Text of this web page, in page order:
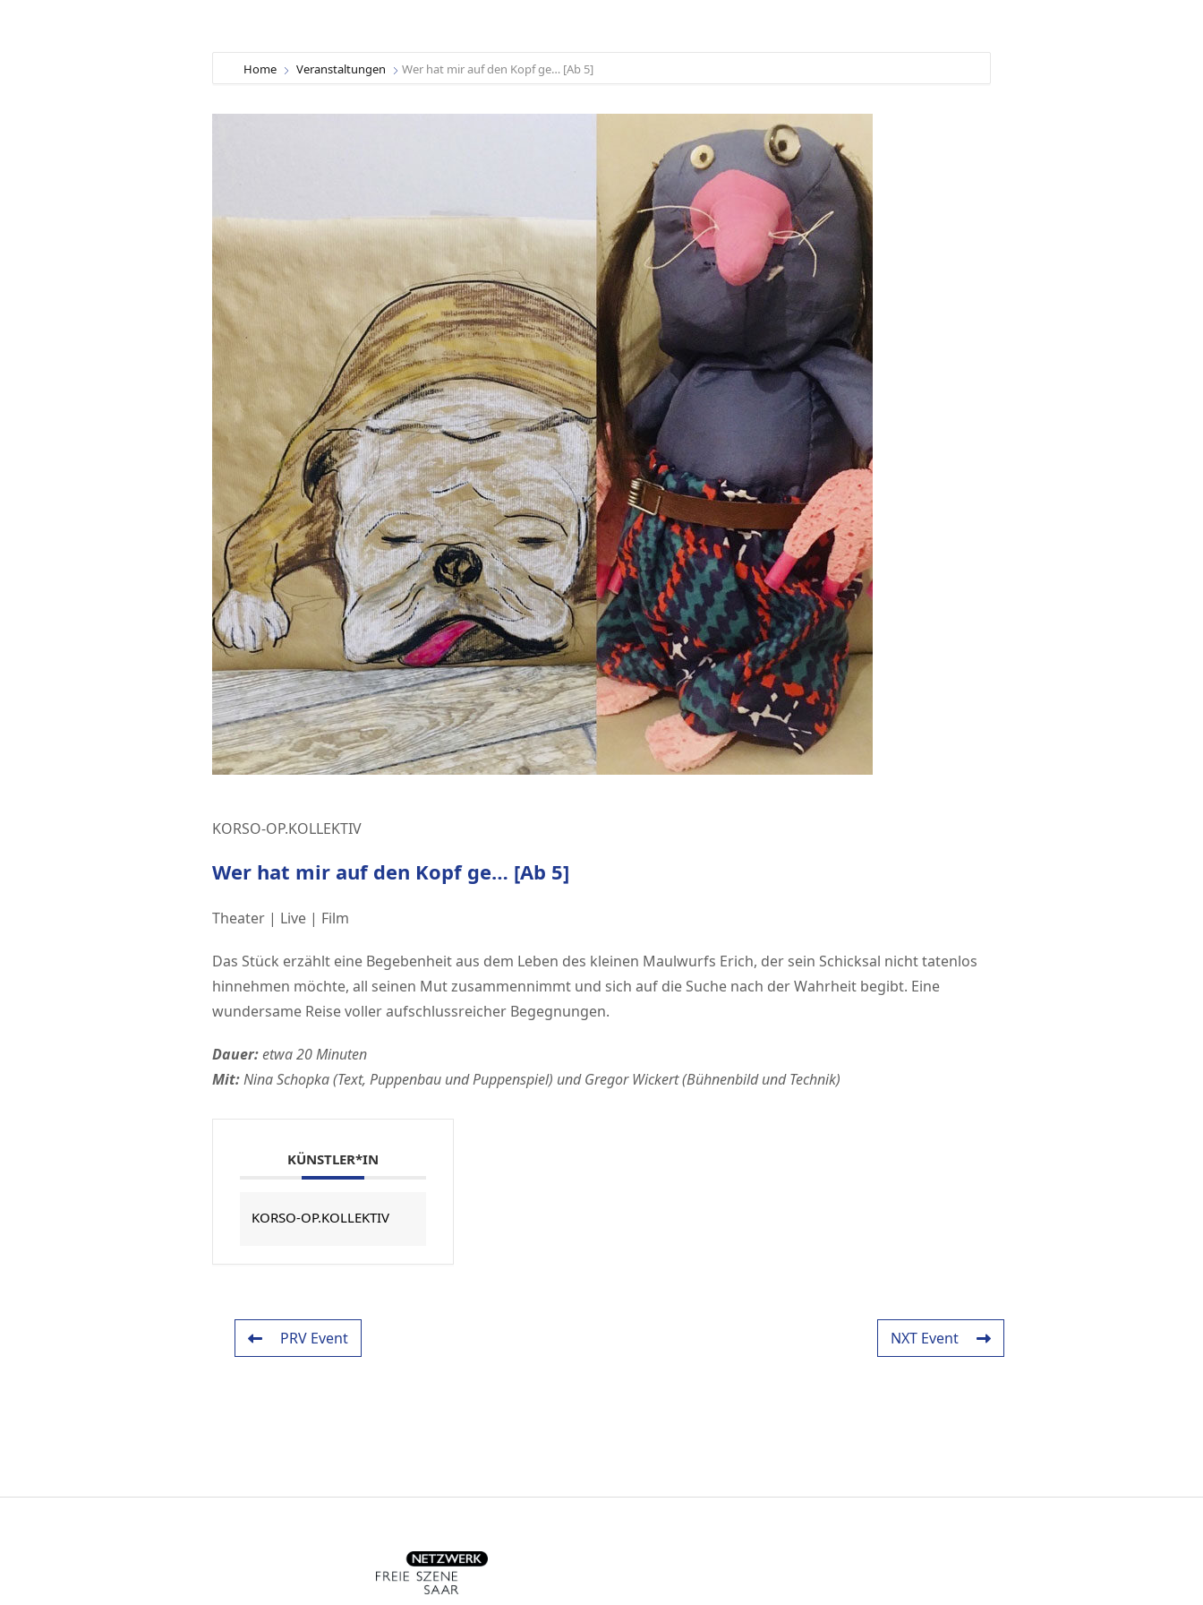
Home Veranstaltungen Wer hat mir auf den Kopf ge… [Ab 5]
KORSO-OP.KOLLEKTIV
Wer hat mir auf den Kopf ge… [Ab 5]
Theater | Live | Film
Das Stück erzählt eine Begebenheit aus dem Leben des kleinen Maulwurfs Erich, der sein Schicksal nicht tatenlos
hinnehmen möchte, all seinen Mut zusammennimmt und sich auf die Suche nach der Wahrheit begibt. Eine
wundersame Reise voller aufschlussreicher Begegnungen.
Dauer:etwa 20 Minuten
Mit:Nina Schopka (Text, Puppenbau und Puppenspiel) und Gregor Wickert (Bühnenbild und Technik)
KÜNSTLER*IN
KORSO-OP.KOLLEKTIV
PRV Event NXT Event